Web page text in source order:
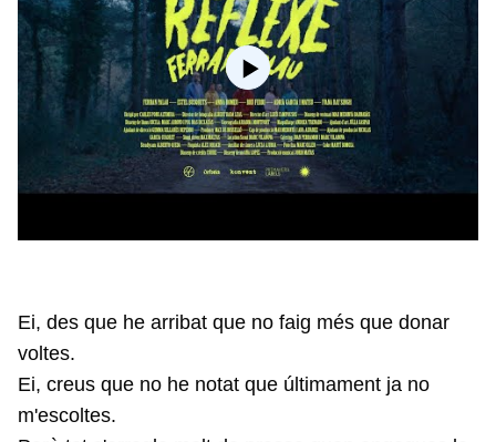
Ei, des que he arribat que no faig més que donar
voltes.
Ei, creus que no he notat que últimament ja no
m'escoltes.